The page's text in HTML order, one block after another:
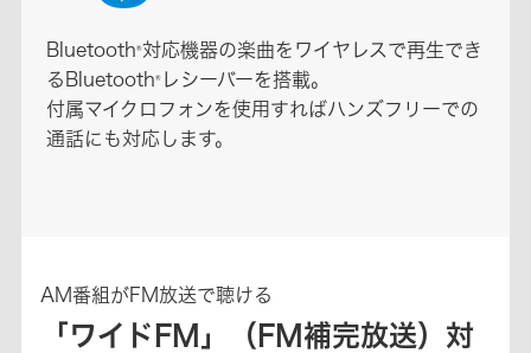
Bluetooth®対応機器の楽曲をワイヤレスで再生でき
るBluetooth®
レシーバーを搭載。
付属マイクロフォンを使用すればハンズフリーでの
通話にも対応します。
AM番組がFM放送で聴ける
「ワイドFM」（FM補完放送）対